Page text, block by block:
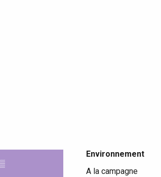
Environnement
Environnement
A la campagne